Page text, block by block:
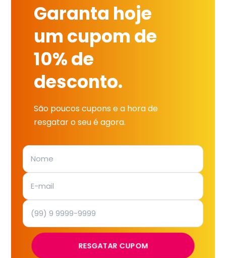
Garanta hoje
um cupom de
10% de
desconto.
São poucos cupons e a hora de
resgatar o seu é agora.
RESGATAR CUPOM